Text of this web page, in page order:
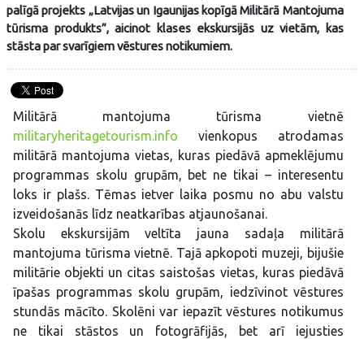
palīgā projekts „Latvijas un Igaunijas kopīgā Militārā Mantojuma
tūrisma produkts”, aicinot klases ekskursijās uz vietām, kas
stāsta par svarīgiem vēstures notikumiem.
Militārā mantojuma tūrisma vietnē
militaryheritagetourism.info vienkopus atrodamas
militārā mantojuma vietas, kuras piedāvā apmeklējumu
programmas skolu grupām, bet ne tikai – interesentu
loks ir plašs. Tēmas ietver laika posmu no abu valstu
izveidošanās līdz neatkarības atjaunošanai.
Skolu ekskursijām veltīta jauna sadaļa militārā
mantojuma tūrisma vietnē. Tajā apkopoti muzeji, bijušie
militārie objekti un citas saistošas vietas, kuras piedāvā
īpašas programmas skolu grupām, iedzīvinot vēstures
stundās mācīto. Skolēni var iepazīt vēstures notikumus
ne tikai stāstos un fotogrāfijās, bet arī iejusties